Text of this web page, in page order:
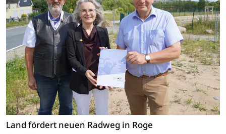
Land fördert neuen Radweg in Roge